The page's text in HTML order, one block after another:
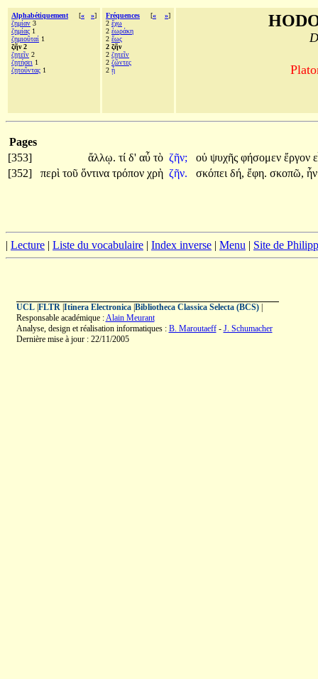
Alphabétiquement [« »]
ζημίαν 3
ζημίας 1
ζημιοῦταί 1
ζῆν 2
ζητεῖν 2
ζητήσει 1
ζητοῦντας 1
Fréquences [« »]
2 ἔχω
2 ἑωράκη
2 ἕως
2 ζῆν
2 ζητεῖν
2 ζῶντες
2 ᾗ
Pages
[353]
ἄλλῳ. τί δ' αὖ τὸ ζῆν; οὐ ψυχῆς φήσομεν ἔργον
[352]
περὶ τοῦ ὅντινα τρόπον χρὴ ζῆν. σκόπει δή, ἔφη. σκοπῶ, ἦν
| Lecture | Liste du vocabulaire | Index inverse | Menu | Site de
UCL| FLTR| Itinera Electronica| Bibliotheca Classica Selecta (BCS)|
Responsable académique :Alain Meurant
Analyse, design et réalisation informatiques : B. Maroutaeff- J. Schumacher
Dernière mise à jour : 22/11/2005